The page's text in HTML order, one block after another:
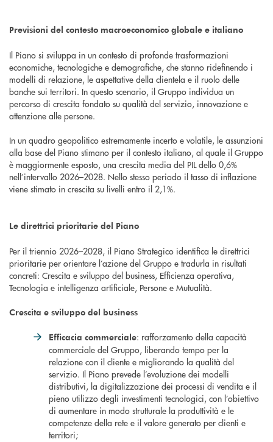
Previsioni del contesto macroeconomico globale e italiano
Il Piano si sviluppa in un contesto di profonde trasformazioni
economiche, tecnologiche e demografiche, che stanno ridefinendo i
modelli di relazione, le aspettative della clientela e il ruolo delle
banche sui territori. In questo scenario, il Gruppo individua un
percorso di crescita fondato su qualità del servizio, innovazione e
attenzione alle persone.
In un quadro geopolitico estremamente incerto e volatile, le assunzioni
alla base del Piano stimano per il contesto italiano, al quale il Gruppo
è maggiormente esposto, una crescita media del PIL dello 0,6%
nell’intervallo 2026–2028. Nello stesso periodo il tasso di inflazione
viene stimato in crescita su livelli entro il 2,1%.
Le direttrici prioritarie del Piano
Per il triennio 2026–2028, il Piano Strategico identifica le direttrici
prioritarie per orientare l’azione del Gruppo e tradurla in risultati
concreti: Crescita e sviluppo del business, Efficienza operativa,
Tecnologia e intelligenza artificiale, Persone e Mutualità.
Crescita e sviluppo del business
Efficacia commerciale: rafforzamento della capacità
commerciale del Gruppo, liberando tempo per la
relazione con il cliente e migliorando la qualità del
servizio. Il Piano prevede l’evoluzione dei modelli
distributivi, la digitalizzazione dei processi di vendita e il
pieno utilizzo degli investimenti tecnologici, con l’obiettivo
di aumentare in modo strutturale la produttività e le
competenze della rete e il valore generato per clienti e
territori;